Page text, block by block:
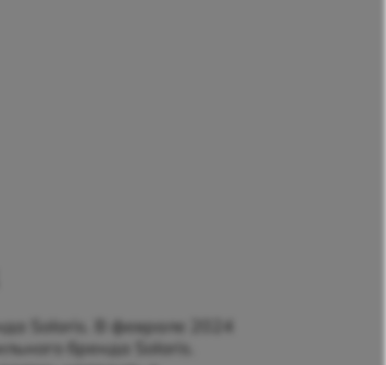
Solaris. В феврале 2024
бренда Solaris.